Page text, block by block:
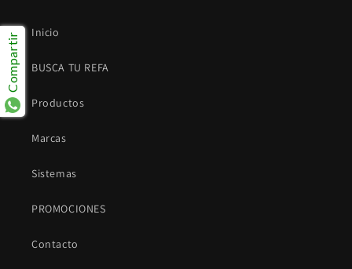
Inicio
BUSCA TU REFA
Productos
Marcas
Sistemas
PROMOCIONES
Contacto
Compartir